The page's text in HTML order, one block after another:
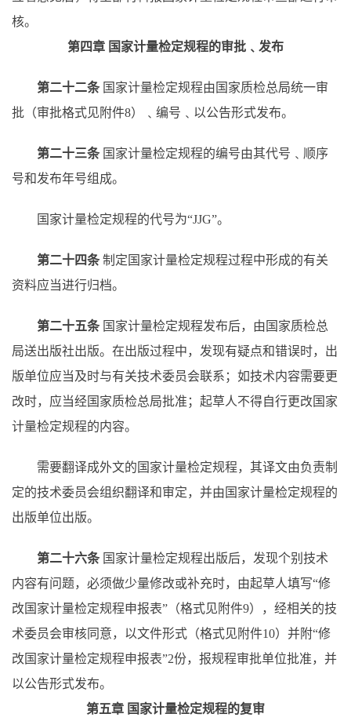
核。
第四章 国家计量检定规程的审批﹑发布
第二十二条 国家计量检定规程由国家质检总局统一审
批（审批格式见附件8）﹑编号﹑以公告形式发布。
第二十三条 国家计量检定规程的编号由其代号﹑顺序
号和发布年号组成。
国家计量检定规程的代号为“JJG”。
第二十四条 制定国家计量检定规程过程中形成的有关
资料应当进行归档。
第二十五条 国家计量检定规程发布后，由国家质检总
局送出版社出版。在出版过程中，发现有疑点和错误时，出
版单位应当及时与有关技术委员会联系；如技术内容需要更
改时，应当经国家质检总局批准；起草人不得自行更改国家
计量检定规程的内容。
需要翻译成外文的国家计量检定规程，其译文由负责制
定的技术委员会组织翻译和审定，并由国家计量检定规程的
出版单位出版。
第二十六条 国家计量检定规程出版后，发现个别技术
内容有问题，必须做少量修改或补充时，由起草人填写“修
改国家计量检定规程申报表”（格式见附件9），经相关的技
术委员会审核同意，以文件形式（格式见附件10）并附“修
改国家计量检定规程申报表”2份，报规程审批单位批准，并
以公告形式发布。
第五章 国家计量检定规程的复审